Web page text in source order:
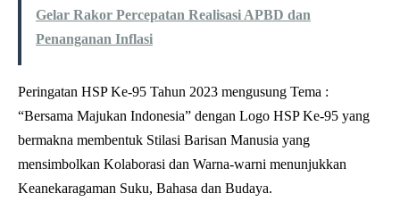
Gelar Rakor Percepatan Realisasi APBD dan
Penanganan Inflasi
Peringatan HSP Ke-95 Tahun 2023 mengusung Tema :
“Bersama Majukan Indonesia” dengan Logo HSP Ke-95 yang
bermakna membentuk Stilasi Barisan Manusia yang
mensimbolkan Kolaborasi dan Warna-warni menunjukkan
Keanekaragaman Suku, Bahasa dan Budaya.